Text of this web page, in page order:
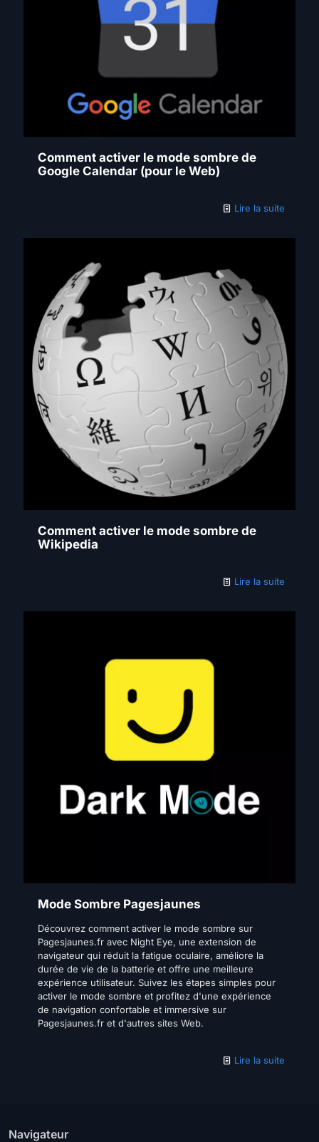
Comment activer le mode sombre de
Google Calendar (pour le Web)
Lire la suite
Comment activer le mode sombre de
Wikipedia
Lire la suite
Mode Sombre Pagesjaunes
Découvrez comment activer le mode sombre sur
Pagesjaunes.fr avec Night Eye, une extension de
navigateur qui réduit la fatigue oculaire, améliore la
durée de vie de la batterie et offre une meilleure
expérience utilisateur. Suivez les étapes simples pour
activer le mode sombre et profitez d'une expérience
de navigation confortable et immersive sur
Pagesjaunes.fr et d'autres sites Web.
Lire la suite
Navigateur